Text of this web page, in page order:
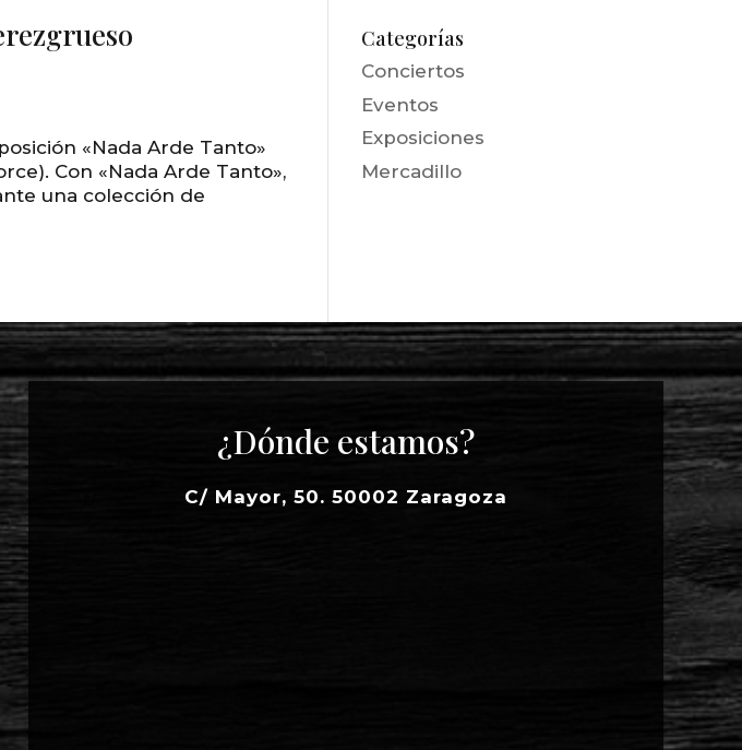
«Nada Arde Tanto»
Con «Nada Arde Tanto»,
una colección de
Categorías
Conciertos
Eventos
Exposiciones
Mercadillo
¿Dónde estamos?
C/ Mayor, 50. 50002 Zaragoza